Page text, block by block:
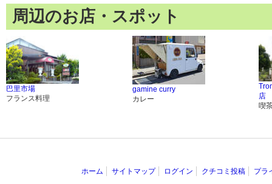
周辺のお店・スポット
巴里市場
フランス料理
gamine curry
カレー
店
喫
ホーム サイトマップ ログイン クチコミ投稿 プラ